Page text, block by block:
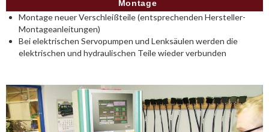
Montage
Montage neuer Verschleißteile (entsprechenden Hersteller-
Montageanleitungen)
Bei elektrischen Servopumpen und Lenksäulen werden die
elektrischen und hydraulischen Teile wieder verbunden